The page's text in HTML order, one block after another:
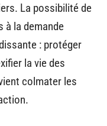
La possibilité de
à la demande
: protéger
la vie des
colmater les